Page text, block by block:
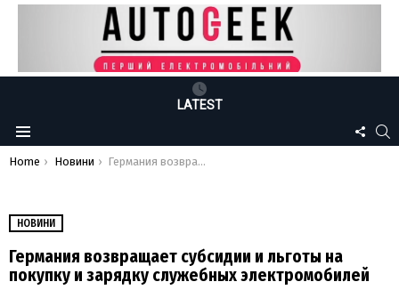
LATEST
Menu
US
You are here:
Home Новини Германия возвращает субсидии и льготы на покупку и зарядку служебных электромобилей
НОВИНИ
Германия возвращает субсидии и льготы на
покупку и зарядку служебных электромобилей